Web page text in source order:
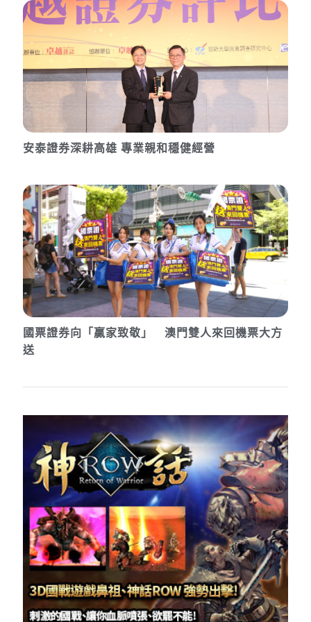
安泰證券深耕高雄 專業親和穩健經營
國票證券向「贏家致敬」 澳門雙人來回機票大方
送